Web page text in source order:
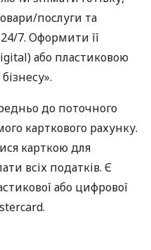
послуги та
7. Оформити її
або пластиковою
до поточного
карткового рахунку.
карткою для
всіх податків. Є
або цифрової